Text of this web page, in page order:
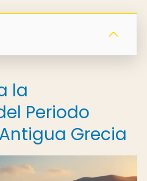
la
Periodo
Grecia